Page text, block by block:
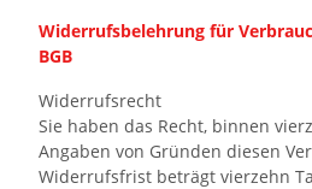
Widerrufsbelehrung für
BGB
Widerrufsrecht
Sie haben das Recht, binnen
Angaben von Gründen diesen
Widerrufsfrist beträgt vierzehn